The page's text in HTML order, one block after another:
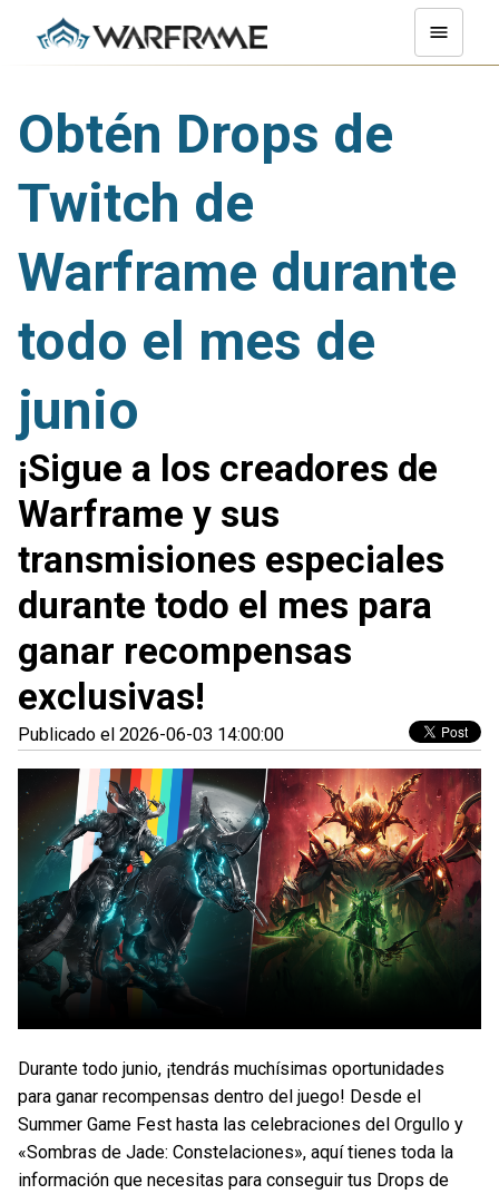
Obtén Drops de
Twitch de
Warframe durante
todo el mes de
junio
¡Sigue a los creadores de
Warframe y sus
transmisiones especiales
durante todo el mes para
ganar recompensas
exclusivas!
Publicado el 2026-06-03 14:00:00
Durante todo junio, ¡tendrás muchísimas oportunidades
para ganar recompensas dentro del juego! Desde el
Summer Game Fest hasta las celebraciones del Orgullo y
«Sombras de Jade: Constelaciones», aquí tienes toda la
información que necesitas para conseguir tus Drops de